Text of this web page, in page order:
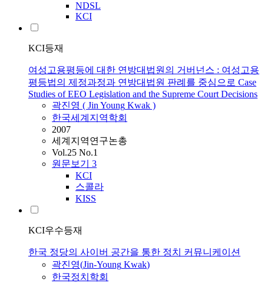
NDSL
KCI
KCI등재
여성고용평등에 대한 연방대법원의 거버넌스 : 여성고용
평등법의 제정과정과 연방대법원 판례를 중심으로 Case
Studies of EEO Legislation and the Supreme Court Decisions
곽진영 ( JinYoung Kwak )
한국세계지역학회
2007
세계지역연구논총
Vol.25 No.1
원문보기 3
KCI
스콜라
KISS
KCI우수등재
한국 정당의 사이버 공간을 통한 정치 커뮤니케이션
곽진영(Jin-Young Kwak)
한국정치학회